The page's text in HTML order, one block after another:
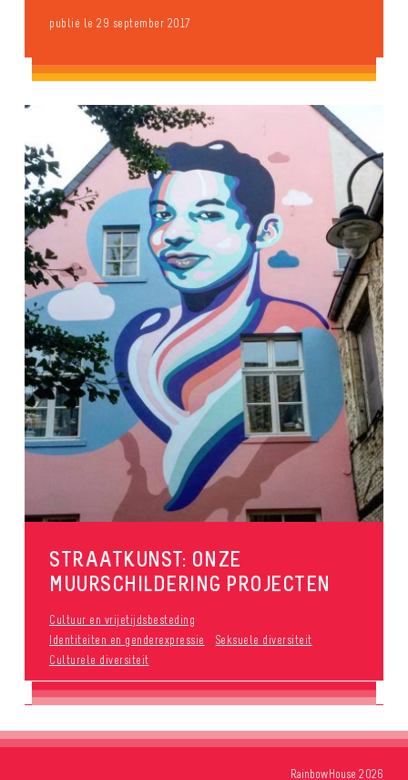
publié le 29 september 2017
STRAATKUNST: ONZE
MUURSCHILDERING PROJECTEN
Cultuur en vrijetijdsbesteding
Identiteiten en genderexpressie
Seksuele diversiteit
Culturele diversiteit
RainbowHouse 2026